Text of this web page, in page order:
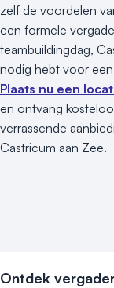
zelf de voordelen
een formele
teambuildingdag,
nodig hebt voor
Plaats nu een
en ontvang
verrassende
Castricum aan Zee.
Ontdek